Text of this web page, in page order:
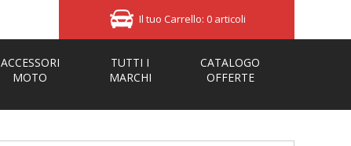
Il tuo Carrello: 0 articoli
ACCESSORI
MOTO
TUTTI I
MARCHI
CATALOGO
OFFERTE